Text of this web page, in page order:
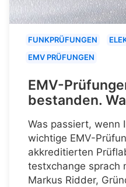
FUNKPRÜFUNGEN
EMV PRÜFUNGEN
EMV-
bestanden.
Was passiert, wenn
wichtige EMV-
akkreditierten
testxchange sprach
Markus Ridder,